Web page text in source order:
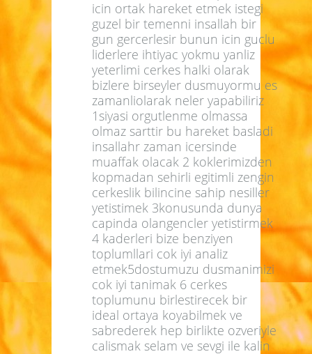
icin ortak hareket etmek istegi
guzel bir temenni insallah bir
gun gercerlesir bunun icin guclu
liderlere ihtiyac yokmu yanliz
yeterlimi cerkes halki olarak
bizlere birseyler dusmuyormu es
zamanliolarak neler yapabiliriz
1siyasi orgutlenme olmassa
olmaz sarttir bu hareket basladi
insallahr zaman icersinde
muaffak olacak 2 koklerimizden
kopmadan sehirli egitimli zengin
cerkeslik bilincine sahip nesiller
yetistimek 3konusunda dunya
capinda olangencler yetistirmek
4 kaderleri bize benziyen
toplumllari cok iyi analiz
etmek5dostumuzu dusmanimizi
cok iyi tanimak 6 cerkes
toplumunu birlestirecek bir
ideal ortaya koyabilmek ve
sabrederek hep birlikte ozveriyle
calismak selam ve sevgi ile kalin